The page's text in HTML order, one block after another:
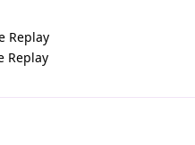
Replay
Replay